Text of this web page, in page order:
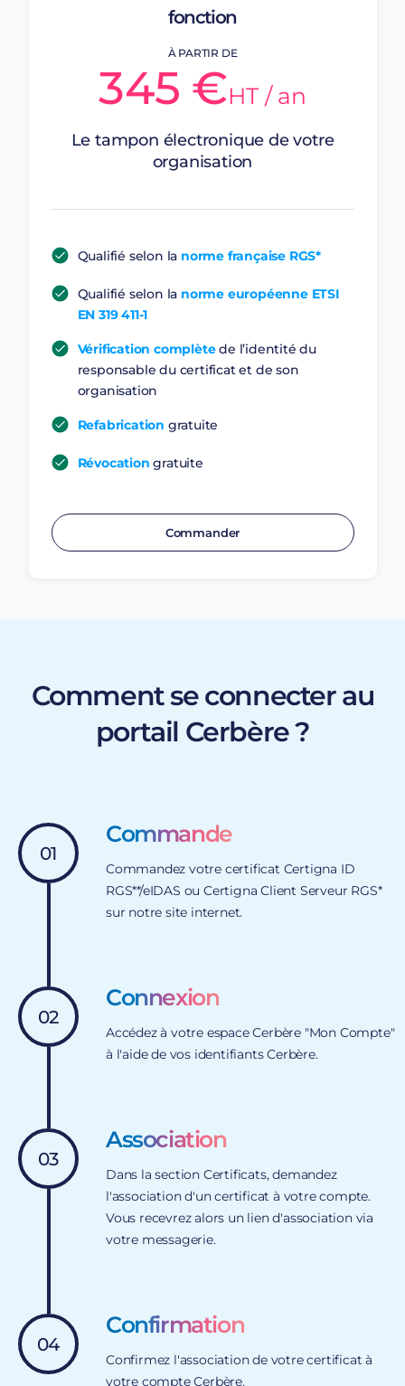
fonction
À PARTIR DE
345 €HT / an
Le tampon électronique de votre
organisation
Qualifié selon la norme française RGS*
Qualifié selon la norme européenne ETSI
EN 319 411-1
Vérification complètede l’identité du
responsable du certificat et de son
organisation
Refabrication gratuite
Révocation gratuite
Commander
Comment se connecter au
portail Cerbère ?
01
Commande
Commandez votre certificat Certigna ID
RGS**/eIDAS ou Certigna Client Serveur RGS*
sur notre site internet.
02
Connexion
Accédez à votre espace Cerbère "Mon Compte"
à l'aide de vos identifiants Cerbère.
03
Association
Dans la section Certificats, demandez
l'association d'un certificat à votre compte.
Vous recevrez alors un lien d'association via
votre messagerie.
04
Confirmation
Confirmez l'association de votre certificat à
votre compte Cerbère.